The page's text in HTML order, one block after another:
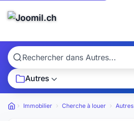
Autres
Petites annonces
Immobilier Cherche à louer Autres